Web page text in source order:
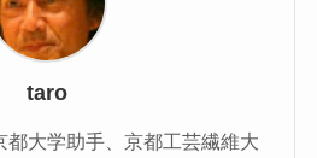
taro
都大学助手、京都工芸繊維大